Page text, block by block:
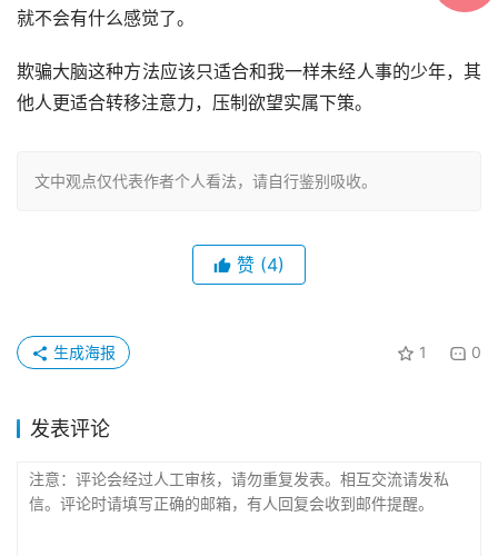
就不会有什么感觉了。
欺骗大脑这种方法应该只适合和我一样未经人事的少年，其
他人更适合转移注意力，压制欲望实属下策。
文中观点仅代表作者个人看法，请自行鉴别吸收。
赞 (4)
1 0
生成海报
发表评论